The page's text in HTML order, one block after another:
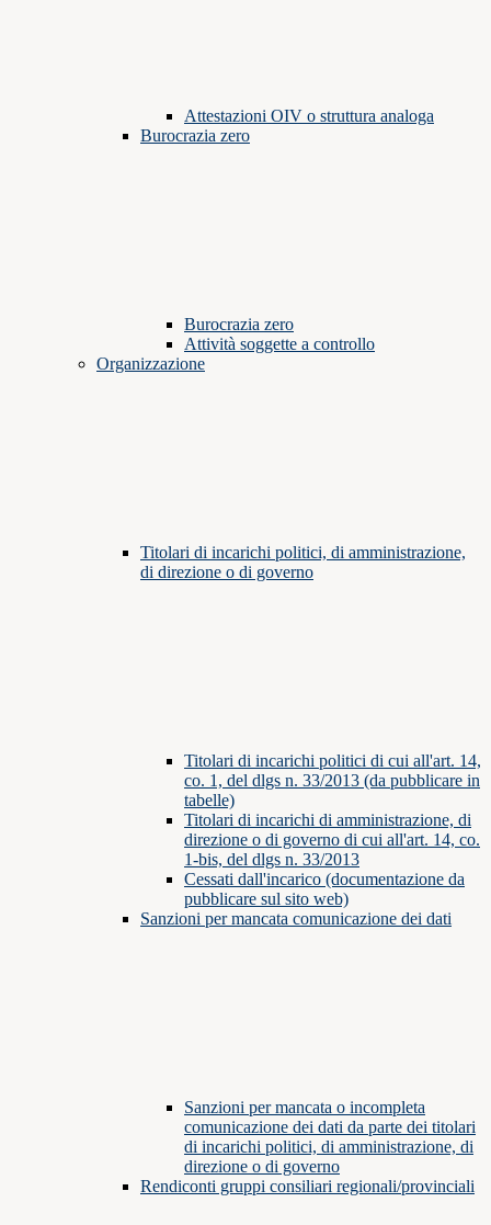
Attestazioni OIV o struttura analoga
Burocrazia zero
Burocrazia zero
Attività soggette a controllo
Organizzazione
Titolari di incarichi politici, di amministrazione,
di direzione o di governo
Titolari di incarichi politici di cui all'art. 14,
co. 1, del dlgs n. 33/2013 (da pubblicare in
tabelle)
Titolari di incarichi di amministrazione, di
direzione o di governo di cui all'art. 14, co.
1-bis, del dlgs n. 33/2013
Cessati dall'incarico (documentazione da
pubblicare sul sito web)
Sanzioni per mancata comunicazione dei dati
Sanzioni per mancata o incompleta
comunicazione dei dati da parte dei titolari
di incarichi politici, di amministrazione, di
direzione o di governo
Rendiconti gruppi consiliari regionali/provinciali